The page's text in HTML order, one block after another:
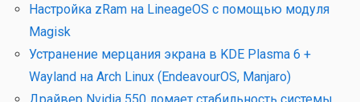
Настройка zRam на LineageOS с помощью модуля
Magisk
Устранение мерцания экрана в KDE Plasma 6 +
Wayland на Arch Linux (EndeavourOS, Manjaro)
Драйвер Nvidia 550 ломает стабильность системы